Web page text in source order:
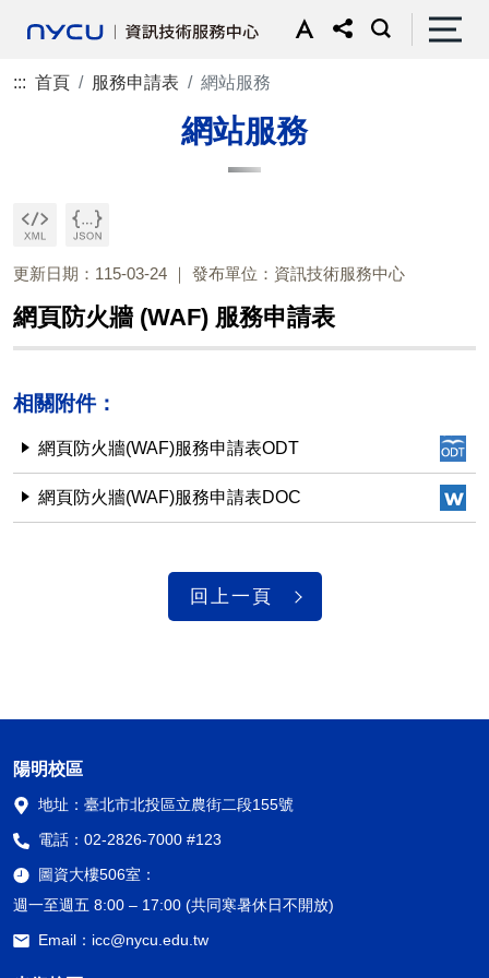
::: 首頁 服務申請表 網站服務
網站服務
更新日期：115-03-24 發布單位：資訊技術服務中心
網頁防火牆 (WAF) 服務申請表
相關附件：
網頁防火牆(WAF)服務申請表ODT
網頁防火牆(WAF)服務申請表DOC
回上一頁
陽明校區
地址： 臺北市北投區立農街二段155號
電話： 02-2826-7000 #123
圖資大樓506室：
週一至週五 8:00 – 17:00 (共同寒暑休日不開放)
Email： icc@nycu.edu.tw